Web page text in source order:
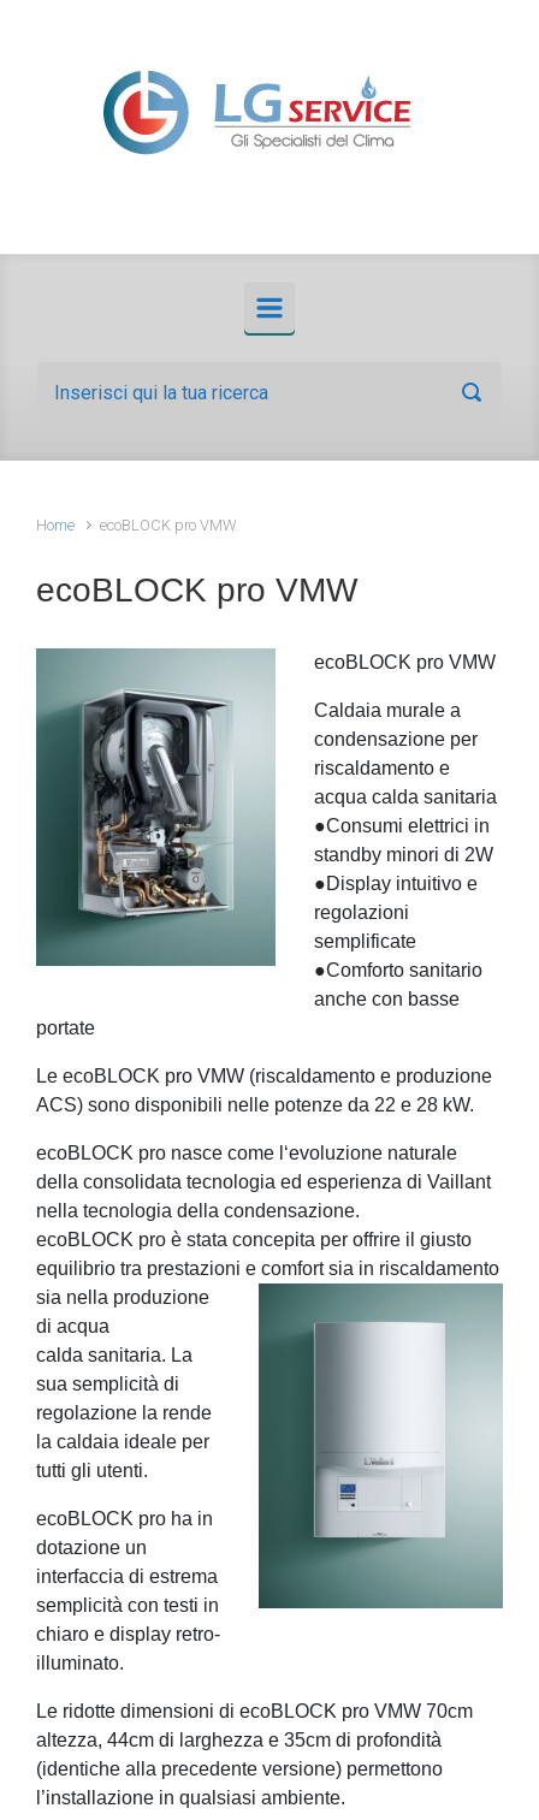
Home ecoBLOCK pro VMW
ecoBLOCK pro VMW
ecoBLOCK pro VMW
Caldaia murale a
condensazione per
riscaldamento e
acqua calda sanitaria
●Consumi elettrici in
standby minori di 2W
●Display intuitivo e
regolazioni
semplificate
●Comforto sanitario
anche con basse
portate
Le ecoBLOCK pro VMW (riscaldamento e produzione
ACS) sono disponibili nelle potenze da 22 e 28 kW.
ecoBLOCK pro nasce come l‘evoluzione naturale
della consolidata tecnologia ed esperienza di Vaillant
nella tecnologia della condensazione.
ecoBLOCK pro è stata concepita per offrire il giusto
equilibrio tra prestazioni e comfort sia in riscaldamento
sia nella produzione
di acqua
calda sanitaria. La
sua semplicità di
regolazione la rende
la caldaia ideale per
tutti gli utenti.
ecoBLOCK pro ha in
dotazione un
interfaccia di estrema
semplicità con testi in
chiaro e display retro-
illuminato.
Le ridotte dimensioni di ecoBLOCK pro VMW 70cm
altezza, 44cm di larghezza e 35cm di profondità
(identiche alla precedente versione) permettono
l’installazione in qualsiasi ambiente.